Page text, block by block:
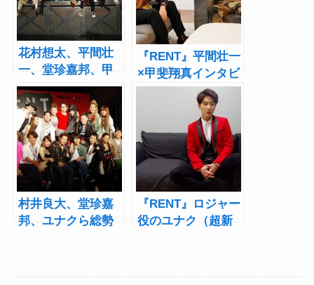
花村想太、平間壮
一、堂珍嘉邦、甲
斐翔真らが圧巻の
歌唱披露！ミュー
ジカル『RENT』製
作発表
『RENT』平間壮一
×甲斐翔真インタビ
ュー！2020年版は
「俺たちがどうし
てもやりたい」も
の
村井良大、堂珍嘉
邦、ユナクら総勢
『RENT』ロジャー
役のユナク（超新